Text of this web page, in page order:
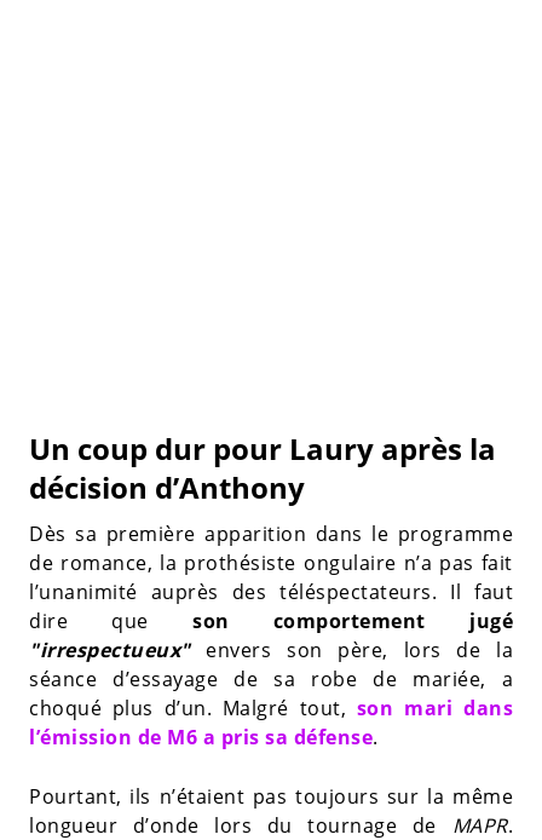
Un coup dur pour Laury après la
décision d’Anthony
Dès sa première apparition dans le programme
de romance, la prothésiste ongulaire n’a pas fait
l’unanimité auprès des téléspectateurs. Il faut
dire que son comportement jugé
"irrespectueux"envers son père, lors de la
séance d’essayage de sa robe de mariée, a
choqué plus d’un. Malgré tout, son mari dans
l’émission de M6 a pris sa défense.
Pourtant, ils n’étaient pas toujours sur la même
longueur d’onde lors du tournage de MAPR.